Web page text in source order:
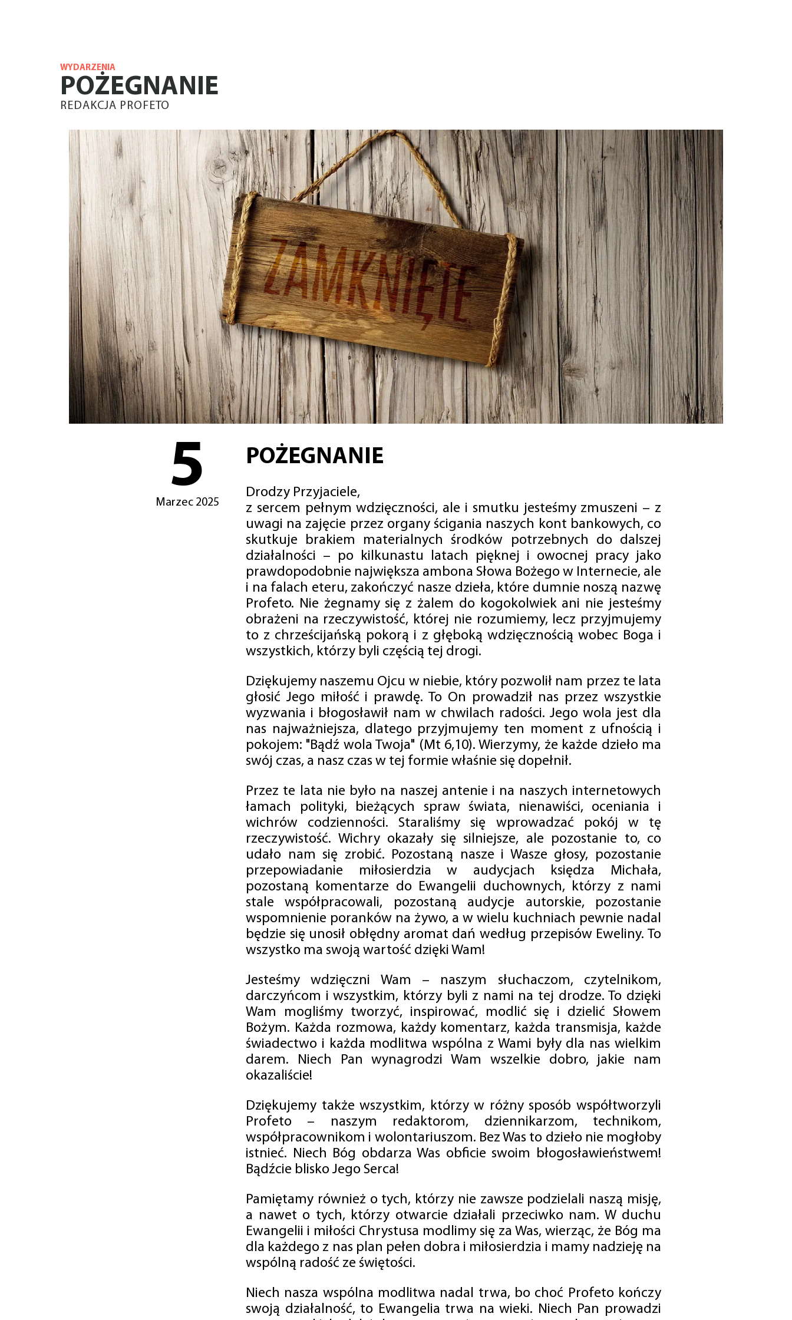
WYDARZENIA
POŻEGNANIE
REDAKCJA PROFETO
5
Marzec 2025
POŻEGNANIE
Drodzy Przyjaciele,
z sercem pełnym wdzięczności, ale i smutku jesteśmy zmuszeni – z
uwagi na zajęcie przez organy ścigania naszych kont bankowych, co
skutkuje brakiem materialnych środków potrzebnych do dalszej
działalności – po kilkunastu latach pięknej i owocnej pracy jako
prawdopodobnie największa ambona Słowa Bożego w Internecie, ale
i na falach eteru, zakończyć nasze dzieła, które dumnie noszą nazwę
Profeto. Nie żegnamy się z żalem do kogokolwiek ani nie jesteśmy
obrażeni na rzeczywistość, której nie rozumiemy, lecz przyjmujemy
to z chrześcijańską pokorą i z głęboką wdzięcznością wobec Boga i
wszystkich, którzy byli częścią tej drogi.
Dziękujemy naszemu Ojcu w niebie, który pozwolił nam przez te lata
głosić Jego miłość i prawdę. To On prowadził nas przez wszystkie
wyzwania i błogosławił nam w chwilach radości. Jego wola jest dla
nas najważniejsza, dlatego przyjmujemy ten moment z ufnością i
pokojem: "Bądź wola Twoja" (Mt 6,10). Wierzymy, że każde dzieło ma
swój czas, a nasz czas w tej formie właśnie się dopełnił.
Przez te lata nie było na naszej antenie i na naszych internetowych
łamach polityki, bieżących spraw świata, nienawiści, oceniania i
wichrów codzienności. Staraliśmy się wprowadzać pokój w tę
rzeczywistość. Wichry okazały się silniejsze, ale pozostanie to, co
udało nam się zrobić. Pozostaną nasze i Wasze głosy, pozostanie
przepowiadanie miłosierdzia w audycjach księdza Michała,
pozostaną komentarze do Ewangelii duchownych, którzy z nami
stale współpracowali, pozostaną audycje autorskie, pozostanie
wspomnienie poranków na żywo, a w wielu kuchniach pewnie nadal
będzie się unosił obłędny aromat dań według przepisów Eweliny. To
wszystko ma swoją wartość dzięki Wam!
Jesteśmy wdzięczni Wam – naszym słuchaczom, czytelnikom,
darczyńcom i wszystkim, którzy byli z nami na tej drodze. To dzięki
Wam mogliśmy tworzyć, inspirować, modlić się i dzielić Słowem
Bożym. Każda rozmowa, każdy komentarz, każda transmisja, każde
świadectwo i każda modlitwa wspólna z Wami były dla nas wielkim
darem. Niech Pan wynagrodzi Wam wszelkie dobro, jakie nam
okazaliście!
Dziękujemy także wszystkim, którzy w różny sposób współtworzyli
Profeto – naszym redaktorom, dziennikarzom, technikom,
współpracownikom i wolontariuszom. Bez Was to dzieło nie mogłoby
istnieć. Niech Bóg obdarza Was obficie swoim błogosławieństwem!
Bądźcie blisko Jego Serca!
Pamiętamy również o tych, którzy nie zawsze podzielali naszą misję,
a nawet o tych, którzy otwarcie działali przeciwko nam. W duchu
Ewangelii i miłości Chrystusa modlimy się za Was, wierząc, że Bóg ma
dla każdego z nas plan pełen dobra i miłosierdzia i mamy nadzieję na
wspólną radość ze świętości.
Niech nasza wspólna modlitwa nadal trwa, bo choć Profeto kończy
swoją działalność, to Ewangelia trwa na wieki. Niech Pan prowadzi